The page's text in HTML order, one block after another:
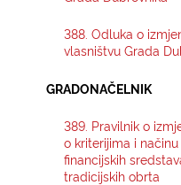
388. Odluka o
vlasništvu Grada
GRADONAČELNIK
389. Pravilnik o
o kriterijima i
financijskih
tradicijskih obrta